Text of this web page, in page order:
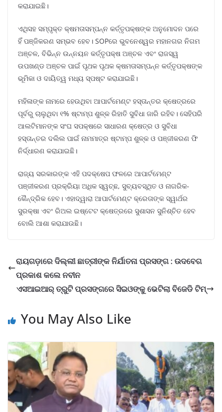
କରାଯାଇଛି।
ଏଥିସହ ସମ୍ପୃକ୍ତ କ୍ଷମତାସମ୍ପନ୍ନ କର୍ତ୍ତୃପକ୍ଷଙ୍କ ଅନୁମୋଦନ ପରେ
ହିଁ ପଞ୍ଜିକରଣ ସମ୍ଭବ ହେବ। SOPରେ ଭୁବନେଶ୍ୱର ମହାନଗର ନିଗମ
ଅଞ୍ଚଳ, ବିଭିନ୍ନ ଉନ୍ନୟନ କର୍ତ୍ତୃପକ୍ଷ ଅଞ୍ଚଳ ଏବଂ ରାଜସ୍ୱ
ଉପଖଣ୍ଡ ଅଞ୍ଚଳ ପାଇଁ ପୃଥକ ପୃଥକ କ୍ଷମତାସମ୍ପନ୍ନ କର୍ତ୍ତୃପକ୍ଷଙ୍କ
ଭୂମିକା ଓ ଦାୟିତ୍ୱ ମଧ୍ୟ ସ୍ପଷ୍ଟ କରାଯାଇଛି।
ମହିଳାଙ୍କ ନାମରେ ହେଉଥିବା ଆପାର୍ଟମେଣ୍ଟ ହସ୍ତାନ୍ତର କ୍ଷେତ୍ରରେ
ପୂର୍ବରୁ ଚାଲୁଥିବା ୧% ଷ୍ଟାମ୍ପ ଶୁଳ୍କ ରିହାତି ସୁବିଧା ଜାରି ରହିବ। ସେହିପରି
ଆଲଟିମାନଙ୍କ ସଂଘ ସପକ୍ଷରେ ସାଧାରଣ କ୍ଷେତ୍ର ଓ ସୁବିଧା
ହସ୍ତାନ୍ତର ଦଲିଲ ପାଇଁ ନାମମାତ୍ର ଷ୍ଟାମ୍ପ ଶୁଳ୍କ ଓ ପଞ୍ଜୀକରଣ ଫି
ନିର୍ଦ୍ଧାରଣ କରାଯାଇଛି।
ରାଜ୍ୟ ସରକାରଙ୍କ ଏହି ପଦକ୍ଷେପ ଫଳରେ ଆପାର୍ଟମେଣ୍ଟ
ପଞ୍ଜୀକରଣ ପ୍ରକ୍ରିୟା ଅଧିକ ସ୍ୱଚ୍ଛ, ସୁବ୍ୟବସ୍ଥିତ ଓ ନାଗରିକ-
କୈନ୍ଦ୍ରିକ ହେବ। ଏହାଦ୍ୱାରା ଆପାର୍ଟମେଣ୍ଟ କ୍ରେତାଙ୍କ ସ୍ୱାର୍ଥର
ସୁରକ୍ଷା ଏବଂ ରିଅଲ ଇଷ୍ଟେଟ କ୍ଷେତ୍ରରେ ସୁଶାସନ ସୁନିଶ୍ଚିତ ହେବ
ବୋଲି ଆଶା କରାଯାଉଛି।
ରାୟଗଡ଼ାରେ ଦିଲ୍ଲୀ ଛାତ୍ରୀଙ୍କ ନିର୍ଯାତନା ପ୍ରସଙ୍ଗ : ଉଦବେଗ
ପ୍ରକାଶ କଲେ ନବୀନ
ଏସଆଇଆର୍ ତ୍ରୁଟି ପ୍ରସଙ୍ଗରେ ସିଇଓଙ୍କୁ ଭେଟିଲା ବିଜେଡି ଟିମ୍
You May Also Like